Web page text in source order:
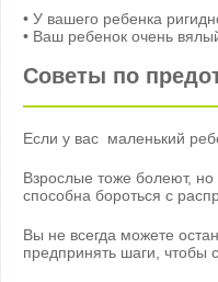
• У вашего ребенка
• Ваш ребенок очень
Советы по
Если у вас маленький
Взрослые тоже болеют,
способна бороться с
Вы не всегда можете
предпринять шаги, чтобы